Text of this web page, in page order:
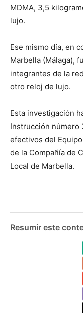
MDMA, 3,5
lujo.
Ese mismo día, en
Marbella (Málaga),
integrantes de la
otro reloj de lujo.
Esta investigación
Instrucción número
efectivos del
de la Compañía de
Local de Marbella.
Resumir este